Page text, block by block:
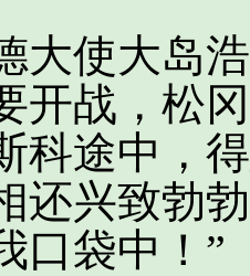
使大岛浩
开战，松
科途中，
还兴致勃
口袋中！”